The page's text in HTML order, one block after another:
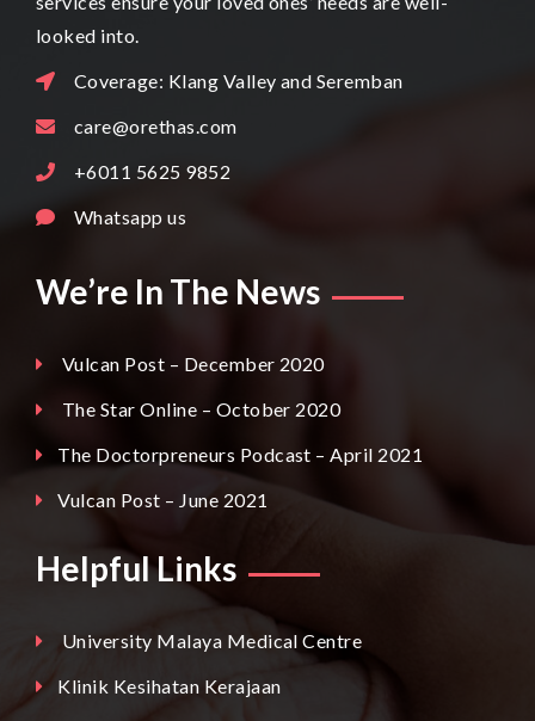
looked into.
Coverage: Klang Valley and Seremban
care@orethas.com
+6011 5625 9852
Whatsapp us
We’re In The News
Vulcan Post – December 2020
The Star Online – October 2020
The Doctorpreneurs Podcast – April 2021
Vulcan Post – June 2021
Helpful Links
University Malaya Medical Centre
Klinik Kesihatan Kerajaan